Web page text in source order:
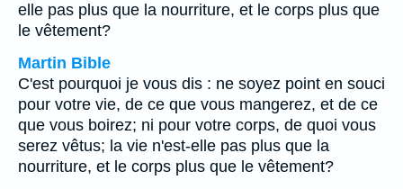
elle pas plus que la nourriture, et le corps plus que
le vêtement?
Martin Bible
C'est pourquoi je vous dis : ne soyez point en souci
pour votre vie, de ce que vous mangerez, et de ce
que vous boirez; ni pour votre corps, de quoi vous
serez vêtus; la vie n'est-elle pas plus que la
nourriture, et le corps plus que le vêtement?